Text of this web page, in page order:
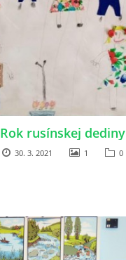
Rok rusínskej dediny
30. 3. 2021 1 0